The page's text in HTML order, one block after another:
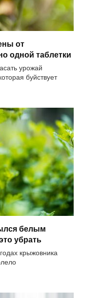
от
одной таблетки
урожай
буйствует
белым
убрать
крыжовника